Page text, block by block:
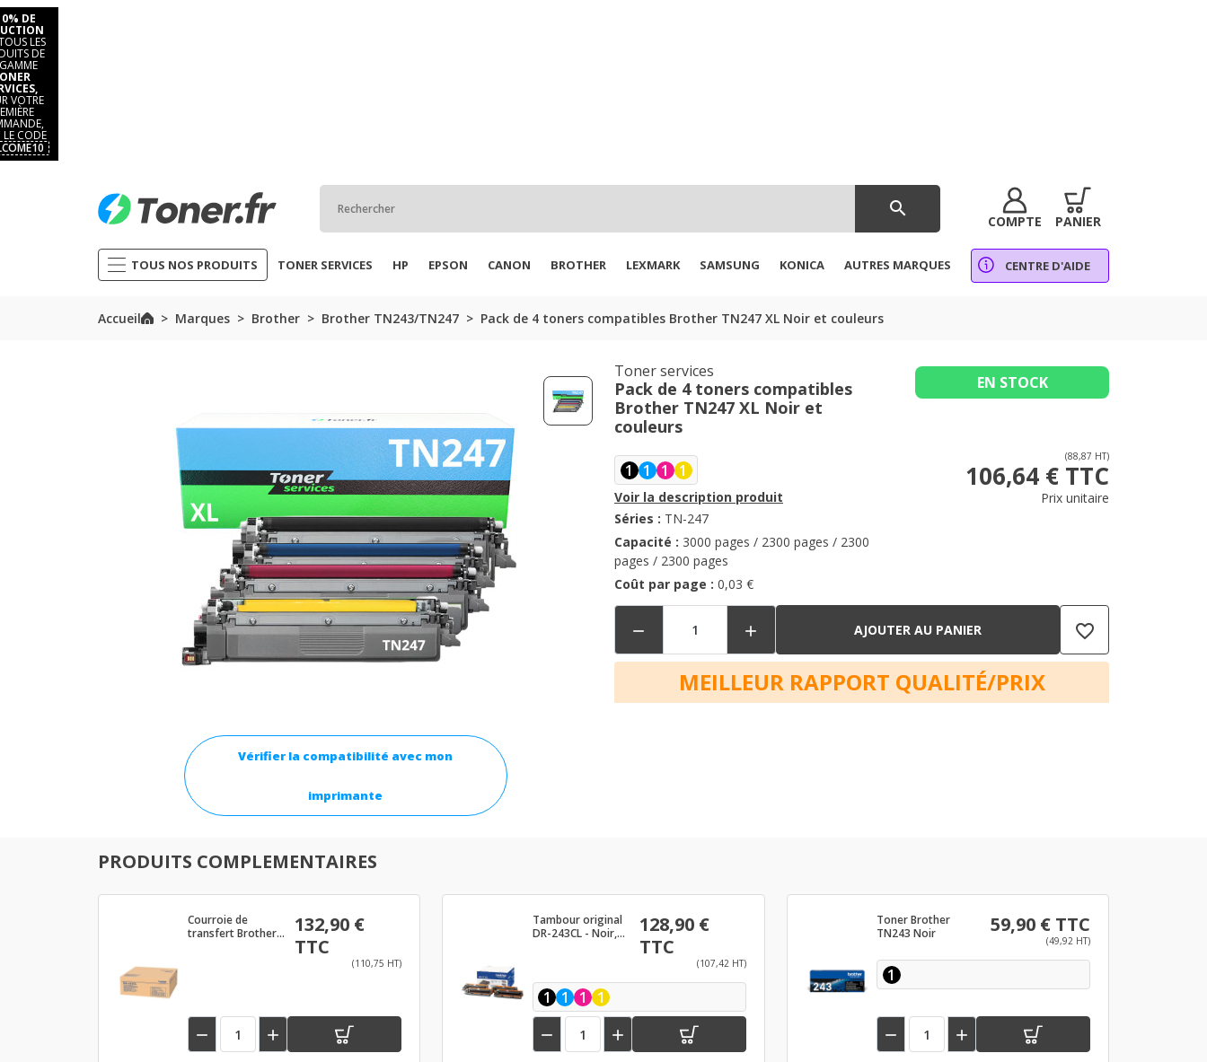
DE
LES
DE
VOTRE
LE CODE
search
COMPTE PANIER
TOUS NOS PRODUITS TONER SERVICES HP EPSON CANON BROTHER LEXMARK SAMSUNG KONICA AUTRES MARQUES CENTRE D'AIDE
Accueil Marques Brother Brother TN243/TN247 Pack de 4 toners compatibles Brother TN247 XL Noir et couleurs
Vérifier la compatibilité avec mon
imprimante
Toner services
Pack de 4 toners compatibles
Brother TN247 XL Noir et
couleurs
EN STOCK
1 1 1 1
Voir la description produit
Séries : TN-247
Capacité : 3000 pages / 2300 pages / 2300
pages / 2300 pages
Coût par page : 0,03 €
(88,87 HT)
106,64 € TTC
Prix unitaire
  AJOUTER AU PANIER favorite_border
MEILLEUR RAPPORT QUALITÉ/PRIX
PRODUITS COMPLEMENTAIRES
Courroie de
transfert Brother
132,90 €
TTC
(110,75 HT)
 
Tambour original
DR-243CL - Noir,
128,90 €
TTC
(107,42 HT)
1 1 1 1
 
Toner Brother
TN243 Noir
59,90 € TTC
(49,92 HT)
1
 